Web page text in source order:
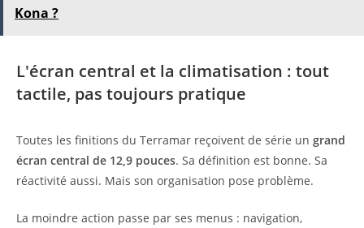
Kona ?
L'écran central et la climatisation : tout
tactile, pas toujours pratique
Toutes les finitions du Terramar reçoivent de série un grand
écran central de 12,9 pouces. Sa définition est bonne. Sa
réactivité aussi. Mais son organisation pose problème.
La moindre action passe par ses menus : navigation,